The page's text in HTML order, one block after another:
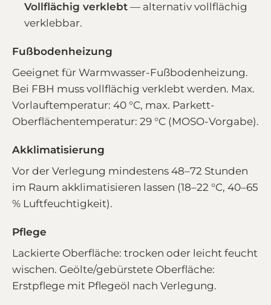
Vollflächig verklebt — alternativ vollflächig
verklebbar.
Fußbodenheizung
Geeignet für Warmwasser-Fußbodenheizung.
Bei FBH muss vollflächig verklebt werden. Max.
Vorlauftemperatur: 40 °C, max. Parkett-
Oberflächentemperatur: 29 °C (MOSO-Vorgabe).
Akklimatisierung
Vor der Verlegung mindestens 48–72 Stunden
im Raum akklimatisieren lassen (18–22 °C, 40–65
% Luftfeuchtigkeit).
Pflege
Lackierte Oberfläche: trocken oder leicht feucht
wischen. Geölte/gebürstete Oberfläche:
Erstpflege mit Pflegeöl nach Verlegung.